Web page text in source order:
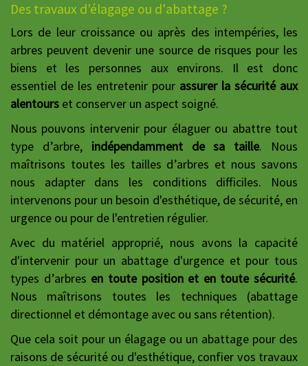
Des travaux d'élagage ou d'abattage ?
Lors de leur croissance ou après des intempéries, les
arbres peuvent devenir une source de risques pour les
biens et les personnes aux environs. Il est donc
essentiel de les entretenir pour assurer la sécurité aux
alentours et conserver un aspect soigné.
Nous pouvons intervenir pour élaguer ou abattre tout
type d’arbre, indépendamment de sa taille. Nous
maîtrisons toutes les tailles d’arbres et nous savons
nous adapter dans les conditions difficiles. Nous
intervenons pour un besoin d'esthétique, de sécurité, en
urgence ou pour de l'entretien régulier.
Avec du matériel approprié, nous avons la capacité
d'intervenir pour un abattage d'urgence et pour tous
types d’arbres en toute position et en toute sécurité.
Nous maîtrisons toutes les techniques (abattage
directionnel et démontage avec ou sans rétention).
Que cela soit pour un élagage ou un abattage pour des
raisons de sécurité ou d'esthétique, confier vos travaux